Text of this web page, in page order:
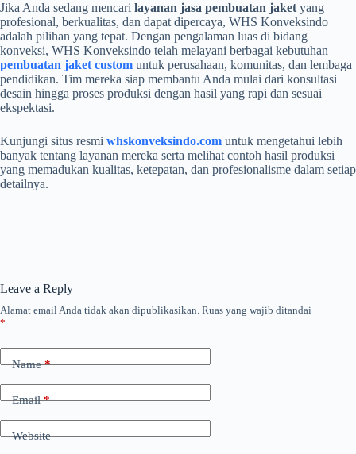
Jika Anda sedang mencari layanan jasa pembuatan jaket yang
profesional, berkualitas, dan dapat dipercaya, WHS Konveksindo
adalah pilihan yang tepat. Dengan pengalaman luas di bidang
konveksi, WHS Konveksindo telah melayani berbagai kebutuhan
pembuatan jaket custom untuk perusahaan, komunitas, dan lembaga
pendidikan. Tim mereka siap membantu Anda mulai dari konsultasi
desain hingga proses produksi dengan hasil yang rapi dan sesuai
ekspektasi.
Kunjungi situs resmi whskonveksindo.com untuk mengetahui lebih
banyak tentang layanan mereka serta melihat contoh hasil produksi
yang memadukan kualitas, ketepatan, dan profesionalisme dalam setiap
detailnya.
Leave a Reply
Alamat email Anda tidak akan dipublikasikan. Ruas yang wajib ditandai
*
Name*
Email*
Website